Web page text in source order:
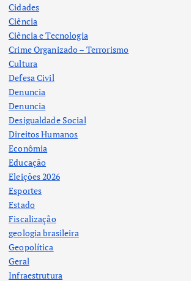
Cidades
Ciência
Ciência e Tecnologia
Crime Organizado – Terrorismo
Cultura
Defesa Civil
Denuncia
Denuncia
Desigualdade Social
Direitos Humanos
Econômia
Educação
Eleições 2026
Esportes
Estado
Fiscalização
geologia brasileira
Geopolítica
Geral
Infraestrutura